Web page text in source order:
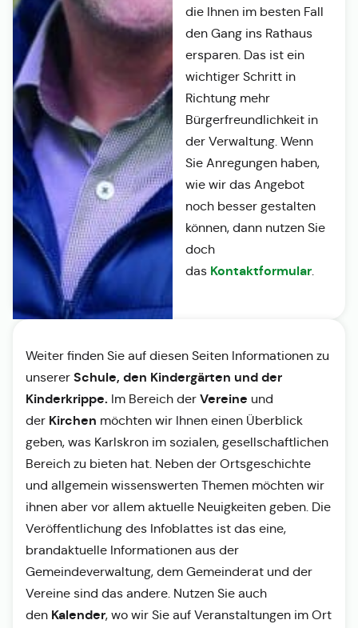
die Ihnen im besten Fall
den Gang ins Rathaus
ersparen. Das ist ein
wichtiger Schritt in
Richtung mehr
Bürgerfreundlichkeit in
der Verwaltung. Wenn
Sie Anregungen haben,
wie wir das Angebot
noch besser gestalten
können, dann nutzen Sie
doch
das Kontaktformular.
Weiter finden Sie auf diesen Seiten Informationen zu
unserer Schule, den Kindergärten und der
Kinderkrippe. Im Bereich der Vereine und
der Kirchen möchten wir Ihnen einen Überblick
geben, was Karlskron im sozialen, gesellschaftlichen
Bereich zu bieten hat. Neben der Ortsgeschichte
und allgemein wissenswerten Themen möchten wir
ihnen aber vor allem aktuelle Neuigkeiten geben. Die
Veröffentlichung des Infoblattes ist das eine,
brandaktuelle Informationen aus der
Gemeindeverwaltung, dem Gemeinderat und der
Vereine sind das andere. Nutzen Sie auch
den Kalender, wo wir Sie auf Veranstaltungen im Ort